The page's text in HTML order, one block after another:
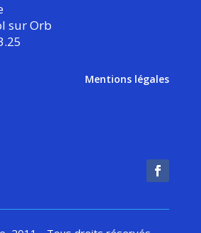
sur Orb
Mentions légales